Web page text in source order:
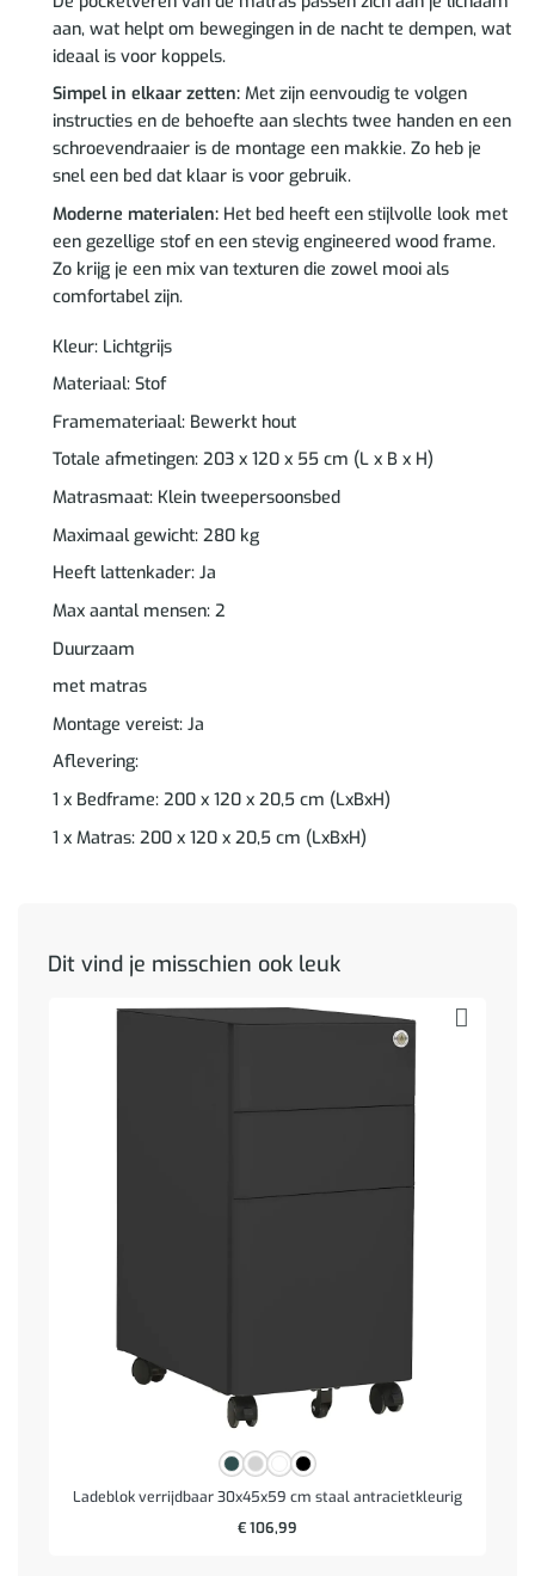
aan, wat helpt om bewegingen in de nacht te dempen, wat
ideaal is voor koppels.
Simpel in elkaar zetten:Met zijn eenvoudig te volgen
instructies en de behoefte aan slechts twee handen en een
schroevendraaier is de montage een makkie. Zo heb je
snel een bed dat klaar is voor gebruik.
Moderne materialen:Het bed heeft een stijlvolle look met
een gezellige stof en een stevig engineered wood frame.
Zo krijg je een mix van texturen die zowel mooi als
comfortabel zijn.
Kleur: Lichtgrijs
Materiaal: Stof
Framemateriaal: Bewerkt hout
Totale afmetingen: 203 x 120 x 55 cm (L x B x H)
Matrasmaat: Klein tweepersoonsbed
Maximaal gewicht: 280 kg
Heeft lattenkader: Ja
Max aantal mensen: 2
Duurzaam
met matras
Montage vereist: Ja
Aflevering:
1 x Bedframe: 200 x 120 x 20,5 cm (LxBxH)
1 x Matras: 200 x 120 x 20,5 cm (LxBxH)
Dit vind je misschien ook leuk
Ladeblok verrijdbaar 30x45x59 cm staal antracietkleurig
€106,99